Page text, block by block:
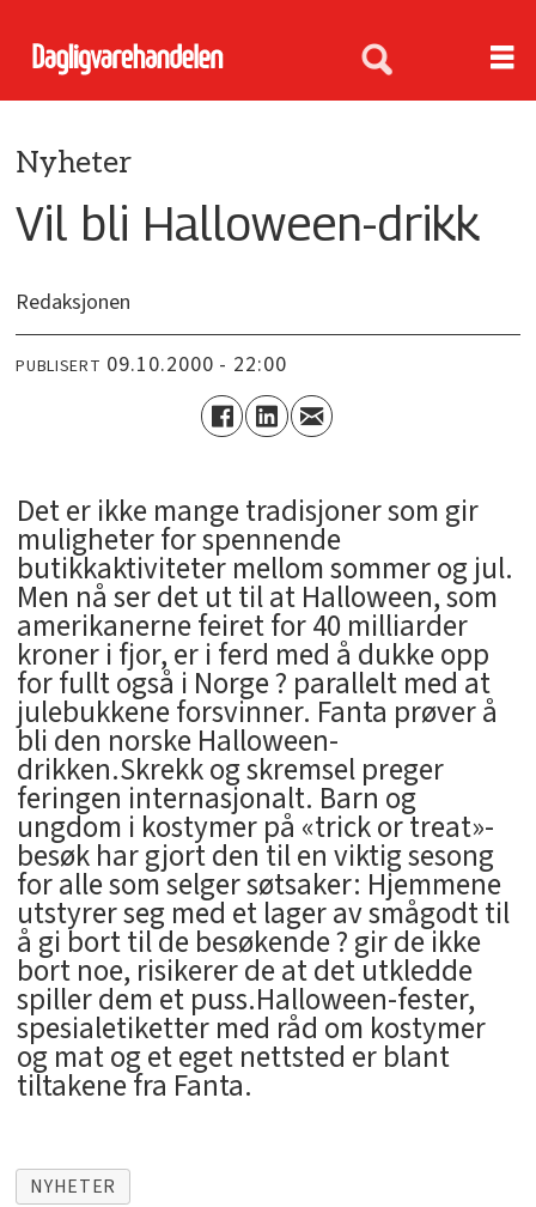
Nyheter
Vil bli Halloween-drikk
Redaksjonen
PUBLISERT 09.10.2000 - 22:00
Det er ikke mange tradisjoner som gir
muligheter for spennende
butikkaktiviteter mellom sommer og jul.
Men nå ser det ut til at Halloween, som
amerikanerne feiret for 40 milliarder
kroner i fjor, er i ferd med å dukke opp
for fullt også i Norge ? parallelt med at
julebukkene forsvinner. Fanta prøver å
bli den norske Halloween-
drikken.Skrekk og skremsel preger
feringen internasjonalt. Barn og
ungdom i kostymer på «trick or treat»-
besøk har gjort den til en viktig sesong
for alle som selger søtsaker: Hjemmene
utstyrer seg med et lager av smågodt til
å gi bort til de besøkende ? gir de ikke
bort noe, risikerer de at det utkledde
spiller dem et puss.Halloween-fester,
spesialetiketter med råd om kostymer
og mat og et eget nettsted er blant
tiltakene fra Fanta.
NYHETER